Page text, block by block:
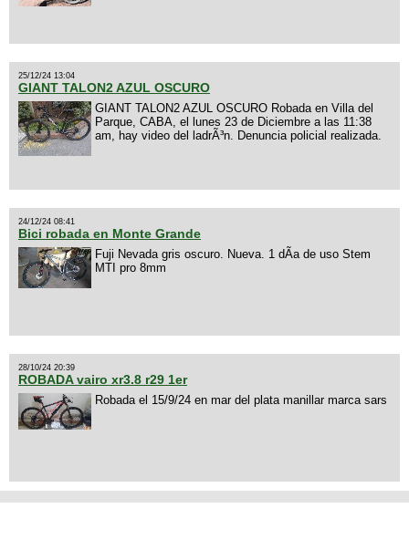
25/12/24 13:04
GIANT TALON2 AZUL OSCURO
GIANT TALON2 AZUL OSCURO Robada en Villa del
Parque, CABA, el lunes 23 de Diciembre a las 11:38
am, hay video del ladrÃ³n. Denuncia policial realizada.
24/12/24 08:41
Bici robada en Monte Grande
Fuji Nevada gris oscuro. Nueva. 1 dÃ­a de uso Stem
MTI pro 8mm
28/10/24 20:39
ROBADA vairo xr3.8 r29 1er
Robada el 15/9/24 en mar del plata manillar marca sars